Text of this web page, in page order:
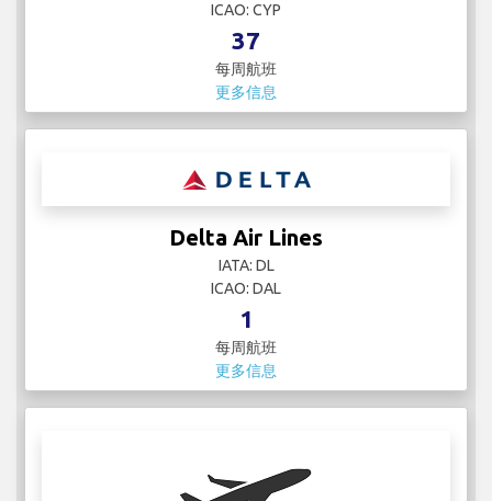
ICAO: CYP
37
每周航班
更多信息
Delta Air Lines
IATA: DL
ICAO: DAL
1
每周航班
更多信息